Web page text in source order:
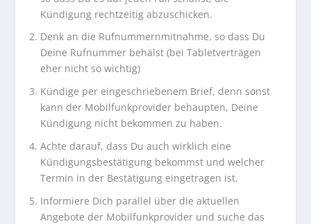
Kündigung rechtzeitig abzuschicken.
Denk an die Rufnummernmitnahme, so dass Du
Deine Rufnummer behälst (bei Tabletverträgen
eher nicht so wichtig)
Kündige per eingeschriebenem Brief, denn sonst
kann der Mobilfunkprovider behaupten, Deine
Kündigung nicht bekommen zu haben.
Achte darauf, dass Du auch wirklich eine
Kündigungsbestätigung bekommst und welcher
Termin in der Bestätigung eingetragen ist.
Informiere Dich parallel über die aktuellen
Angebote der Mobilfunkprovider und suche das